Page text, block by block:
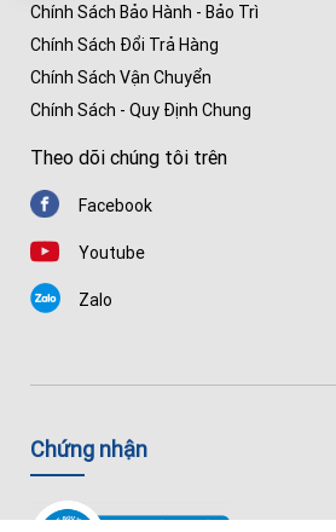
Chính Sách Bảo Hành - Bảo Trì
Chính Sách Đổi Trả Hàng
Chính Sách Vận Chuyển
Chính Sách - Quy Định Chung
Theo dõi chúng tôi trên
Facebook
Youtube
Zalo
Chứng nhận